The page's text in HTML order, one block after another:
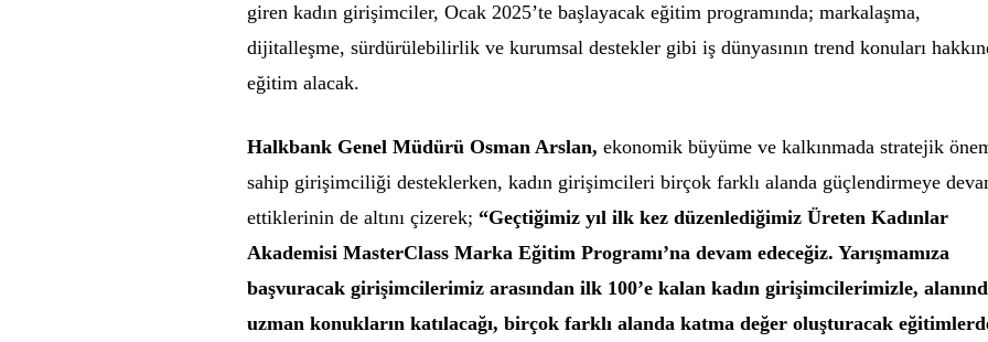
giren kadın girişimciler, Ocak 2025’te başlayacak eğitim programında; markalaşma,
dijitalleşme, sürdürülebilirlik ve kurumsal destekler gibi iş dünyasının trend konuları
eğitim alacak.
Halkbank Genel Müdürü Osman Arslan, ekonomik büyüme ve kalkınmada stratejik
sahip girişimciliği desteklerken, kadın girişimcileri birçok farklı alanda güçlendirmeye
ettiklerinin de altını çizerek; “Geçtiğimiz yıl ilk kez düzenlediğimiz Üreten Kadınlar
Akademisi MasterClass Marka Eğitim Programı’na devam edeceğiz. Yarışmamıza
başvuracak girişimcilerimiz arasından ilk 100’e kalan kadın girişimcilerimizle,
uzman konukların katılacağı, birçok farklı alanda katma değer oluşturacak